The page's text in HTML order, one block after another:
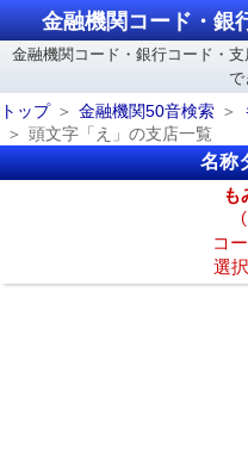
金融機関コード・銀
金融機関コード・銀行コード・
で
トップ
金融機関50音検索
頭文字「え」の支店一覧
名称
も
コ
選